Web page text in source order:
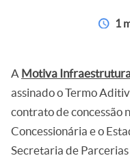
1
A Motiva
assinado o Termo
contrato de concessão
Concessionária e o
Secretaria de